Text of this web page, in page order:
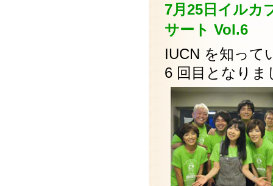
7月25日イルカ
サート Vol.6
IUCN を知って
6 回目となりま